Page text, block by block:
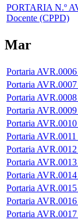
PORTARIA N.º
Docente (CPPD)
Mar
Portaria
Portaria
Portaria
Portaria
Portaria
Portaria
Portaria
Portaria
Portaria
Portaria
Portaria
Portaria